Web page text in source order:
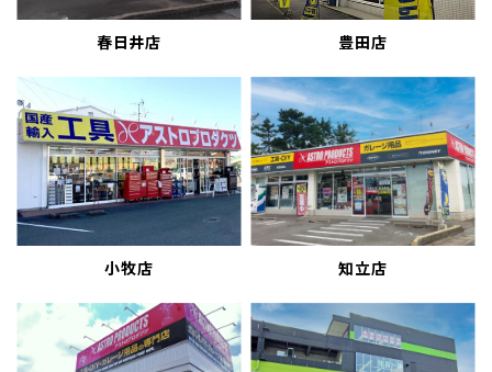
春日井店 豊田店
小牧店 知立店